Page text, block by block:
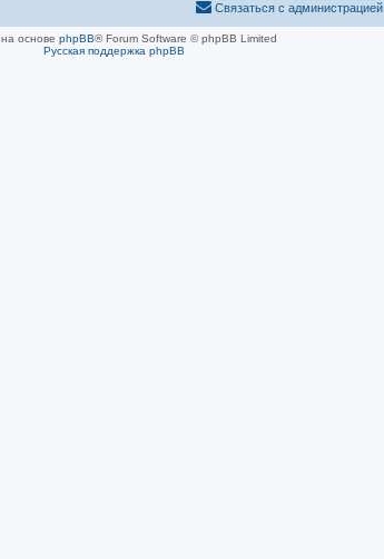
Связаться с администрацией
основе phpBB® Forum Software © phpBB Limited
Русская поддержка phpBB